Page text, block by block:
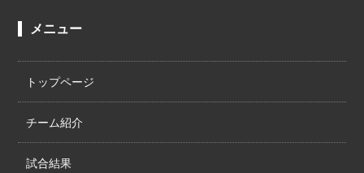
メニュー
トップページ
チーム紹介
試合結果